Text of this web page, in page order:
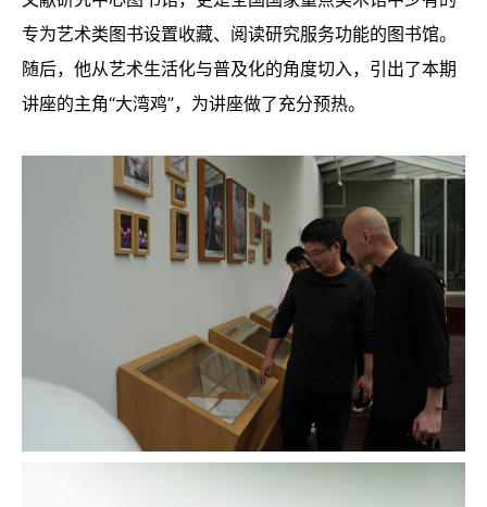
专为艺术类图书设置收藏、阅读研究服务功能的图书馆。
随后，他从艺术生活化与普及化的角度切入，引出了本期
讲座的主角“大湾鸡”，为讲座做了充分预热。